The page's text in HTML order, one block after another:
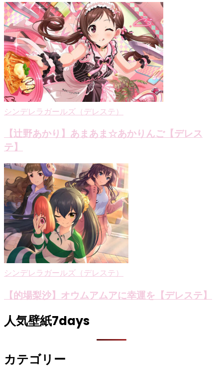
シンデレラガールズ（デレステ）
【辻野あかり】あまあま☆あかりんご【デレス
テ】
シンデレラガールズ（デレステ）
【的場梨沙】オウムアムアに幸運を【デレステ】
人気壁紙7days
カテゴリー